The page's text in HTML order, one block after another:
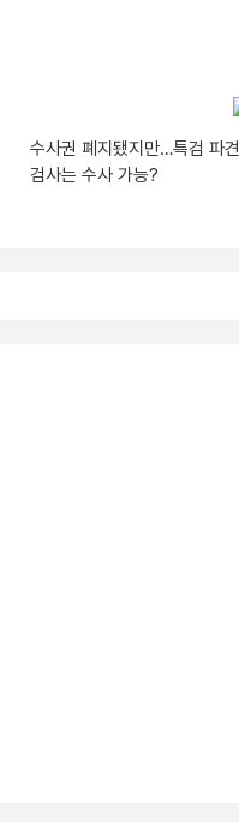
수사권 폐지됐지만…특검 파견
검사는 수사 가능?